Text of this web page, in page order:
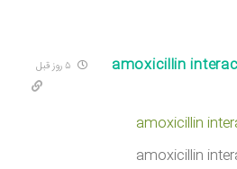
amoxicillin
amoxicillin
amoxicillin